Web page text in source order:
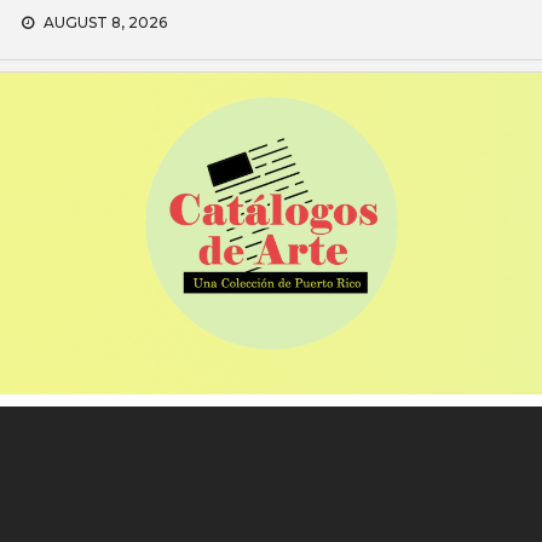
Skip
content
AUGUST 8, 2026